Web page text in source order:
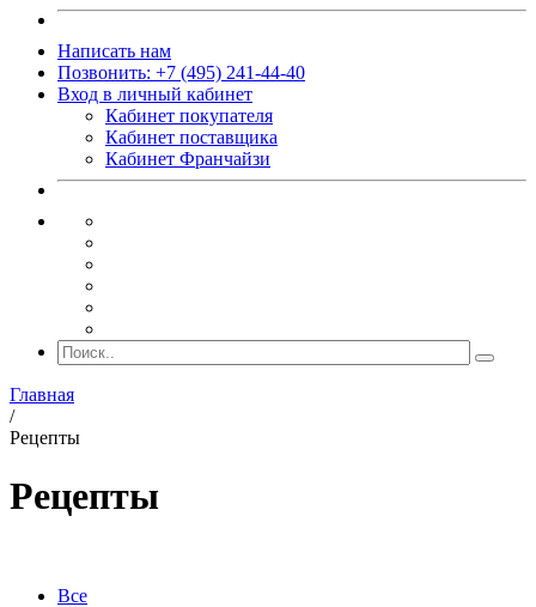
Написать нам
Позвонить: +7 (495) 241-44-40
Вход в личный кабинет
Кабинет покупателя
Кабинет поставщика
Кабинет Франчайзи
Главная
/
Рецепты
Рецепты
Все